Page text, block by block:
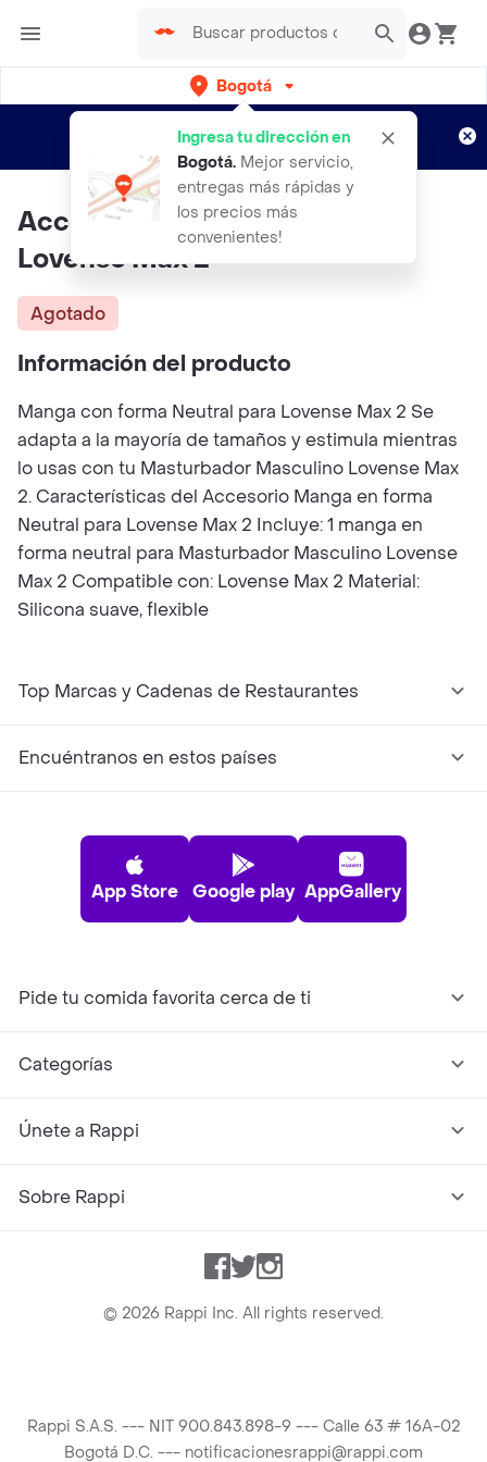
Bogotá
Ingresa tu dirección en
Bogotá. Mejor servicio,
entregas más rápidas y
los precios más
convenientes!
envíos gratis por semanas
Aplican TyC
Accesorio En Forma Neutral
Lovense Max 2
Agotado
Información del producto
Manga con forma Neutral para Lovense Max 2 Se
adapta a la mayoría de tamaños y estimula mientras
lo usas con tu Masturbador Masculino Lovense Max
2. Características del Accesorio Manga en forma
Neutral para Lovense Max 2 Incluye: 1 manga en
forma neutral para Masturbador Masculino Lovense
Max 2 Compatible con: Lovense Max 2 Material:
Silicona suave, flexible
Top Marcas y Cadenas de Restaurantes
Encuéntranos en estos países
App Store Google play AppGallery
Pide tu comida favorita cerca de ti
Categorías
Únete a Rappi
Sobre Rappi
Facebook
TwitterInstagram
© 2026 Rappi Inc. All rights reserved.
Rappi S.A.S. --- NIT 900.843.898-9 --- Calle 63 # 16A-02
Bogotá D.C. --- notificacionesrappi@rappi.com